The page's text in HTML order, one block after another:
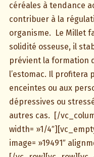
céréales à tendance
contribuer à la
organisme. Le Millet
solidité osseuse, il
prévient la formation
l’estomac. Il profitera
enceintes ou aux
dépressives ou
autres cas. [/
width= »1/
image= »19491″